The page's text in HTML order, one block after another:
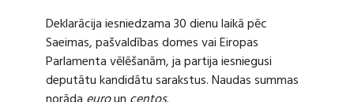
Deklarācija iesniedzama 30 dienu laikā pēc
Saeimas, pašvaldības domes vai Eiropas
Parlamenta vēlēšanām, ja partija iesniegusi
deputātu kandidātu sarakstus. Naudas summas